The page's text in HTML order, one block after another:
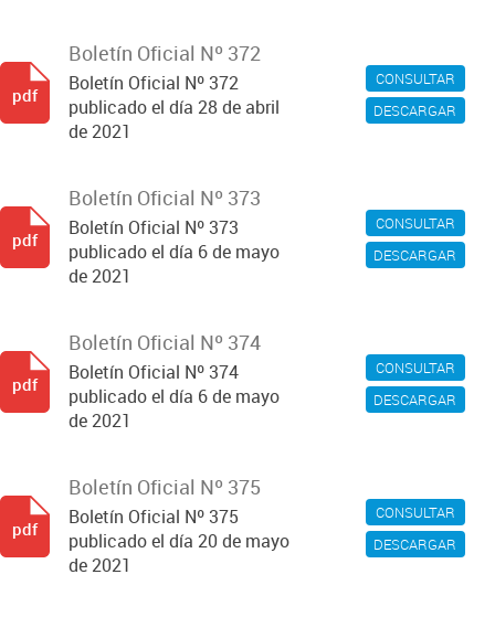
CONSULTAR
DESCARGAR
Boletín Oficial Nº 372
Boletín Oficial Nº 372
publicado el día 28 de abril
de 2021
pdf
CONSULTAR
DESCARGAR
Boletín Oficial Nº 373
Boletín Oficial Nº 373
publicado el día 6 de mayo
de 2021
pdf
CONSULTAR
DESCARGAR
Boletín Oficial Nº 374
Boletín Oficial Nº 374
publicado el día 6 de mayo
de 2021
pdf
CONSULTAR
DESCARGAR
Boletín Oficial Nº 375
Boletín Oficial Nº 375
publicado el día 20 de mayo
de 2021
pdf